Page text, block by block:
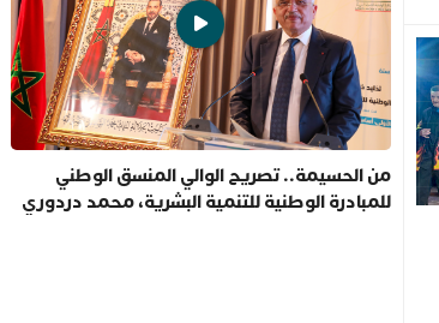
من الحسيمة.. تصريح الوالي المنسق الوطني
للمبادرة الوطنية للتنمية البشرية، محمد دردوري